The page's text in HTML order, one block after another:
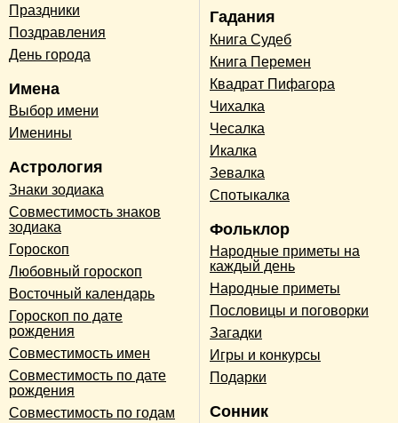
Праздники
Поздравления
День города
Имена
Выбор имени
Именины
Астрология
Знаки зодиака
Совместимость знаков
зодиака
Гороскоп
Любовный гороскоп
Восточный календарь
Гороскоп по дате
рождения
Совместимость имен
Совместимость по дате
рождения
Совместимость по годам
Гадания
Книга Судеб
Книга Перемен
Квадрат Пифагора
Чихалка
Чесалка
Икалка
Зевалка
Спотыкалка
Фольклор
Народные приметы на
каждый день
Народные приметы
Пословицы и поговорки
Загадки
Игры и конкурсы
Подарки
Сонник